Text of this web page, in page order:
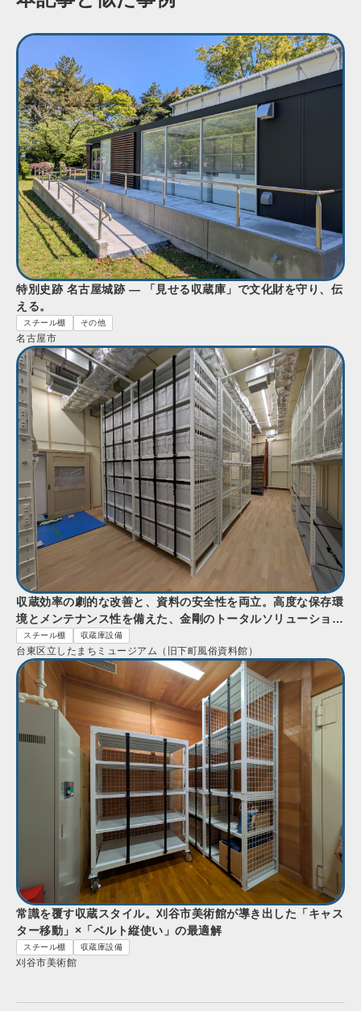
特別史跡 名古屋城跡 — 「見せる収蔵庫」で文化財を守り、伝
える。
スチール棚 その他
名古屋市
収蔵効率の劇的な改善と、資料の安全性を両立。高度な保存環
境とメンテナンス性を備えた、金剛のトータルソリューショ
ン。
スチール棚 収蔵庫設備
台東区立したまちミュージアム（旧下町風俗資料館）
常識を覆す収蔵スタイル。刈谷市美術館が導き出した「キャス
ター移動」×「ベルト縦使い」の最適解
スチール棚 収蔵庫設備
刈谷市美術館